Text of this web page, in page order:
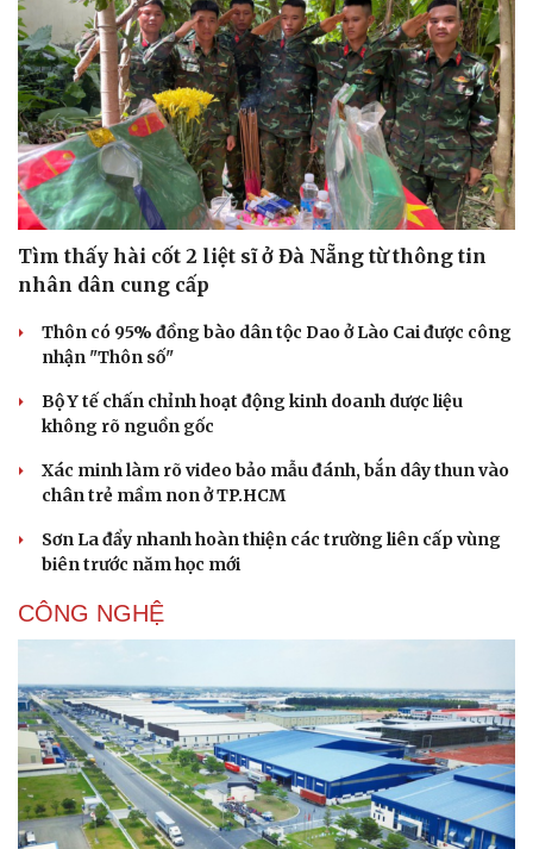
Sức khỏe
Dinh dưỡng - món ngon
Đời sống
Nhà đẹp
Tìm thấy hài cốt 2 liệt sĩ ở Đà Nẵng từ thông tin
nhân dân cung cấp
Thôn có 95% đồng bào dân tộc Dao ở Lào Cai được công
nhận "Thôn số"
Bộ Y tế chấn chỉnh hoạt động kinh doanh dược liệu
không rõ nguồn gốc
Xác minh làm rõ video bảo mẫu đánh, bắn dây thun vào
chân trẻ mầm non ở TP.HCM
Sơn La đẩy nhanh hoàn thiện các trường liên cấp vùng
biên trước năm học mới
CÔNG NGHỆ